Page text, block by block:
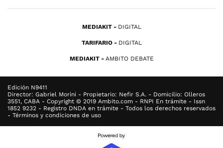
MEDIAKIT DIGITAL
TARIFARIO DIGITAL
MEDIAKIT AMBITO DEBATE
Edición N9411
Director: Gabriel Morini - Propietario: Nefir S.A. - Domicilio: Olleros
3551, CABA - Copyright © 2019 Ambito.com - RNPI En trámite - Issn
1852 9232 - Registro DNDA en trámite - Todos los derechos reservados
- Términos y condiciones de uso